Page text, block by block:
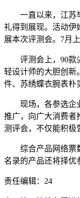
一直以来，江苏举
礼得到展现。活动伊
展本次评测会。7月
评测会上，90款尖
轻设计师的大胆创新
件、苏绣蝶衣腕表
现场，各参选企业
推广，向广大消费者
测评会，不仅能积极
综合产品网络票数
名录的产品还将择优
责任编辑：24